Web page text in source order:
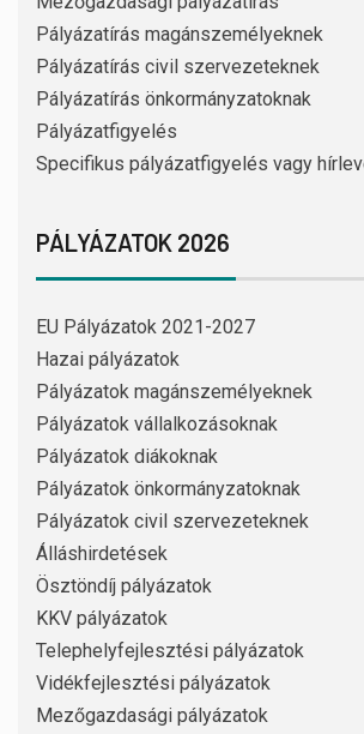
Pályázatírás magánszemélyeknek
Pályázatírás civil szervezeteknek
Pályázatírás önkormányzatoknak
Pályázatfigyelés
Specifikus pályázatfigyelés vagy
PÁLYÁZATOK 2026
EU Pályázatok 2021-2027
Hazai pályázatok
Pályázatok magánszemélyeknek
Pályázatok vállalkozásoknak
Pályázatok diákoknak
Pályázatok önkormányzatoknak
Pályázatok civil szervezeteknek
Álláshirdetések
Ösztöndíj pályázatok
KKV pályázatok
Telephelyfejlesztési pályázatok
Vidékfejlesztési pályázatok
Mezőgazdasági pályázatok